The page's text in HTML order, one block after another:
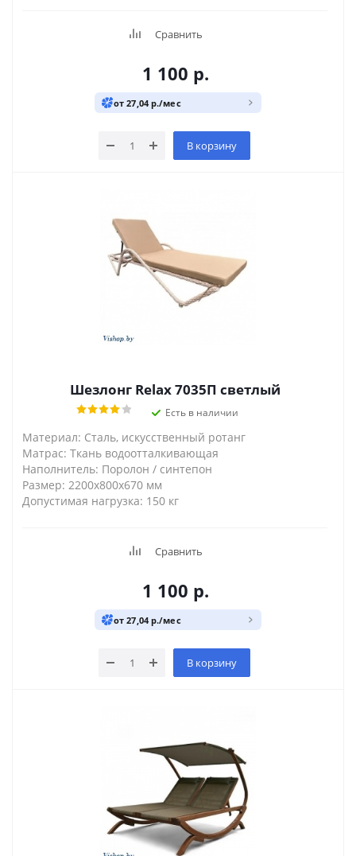
Сравнить
1 100 р.
от 27,04 р./мес
В корзину
Шезлонг Relax 7035П светлый
Есть в наличии
Материал: Сталь, искусственный ротанг
Матрас: Ткань водоотталкивающая
Наполнитель: Поролон / синтепон
Размер: 2200х800х670 мм
Допустимая нагрузка: 150 кг
Сравнить
1 100 р.
от 27,04 р./мес
В корзину